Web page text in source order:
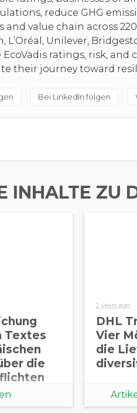
reduce GHG
and value chain across
L’Oréal, Unilever,
EcoVadis ratings, risk,
their journey toward
Bei LinkedIn folgen
INHALTE ZU
Textes
die
2 years ago
DHL
Vier
die